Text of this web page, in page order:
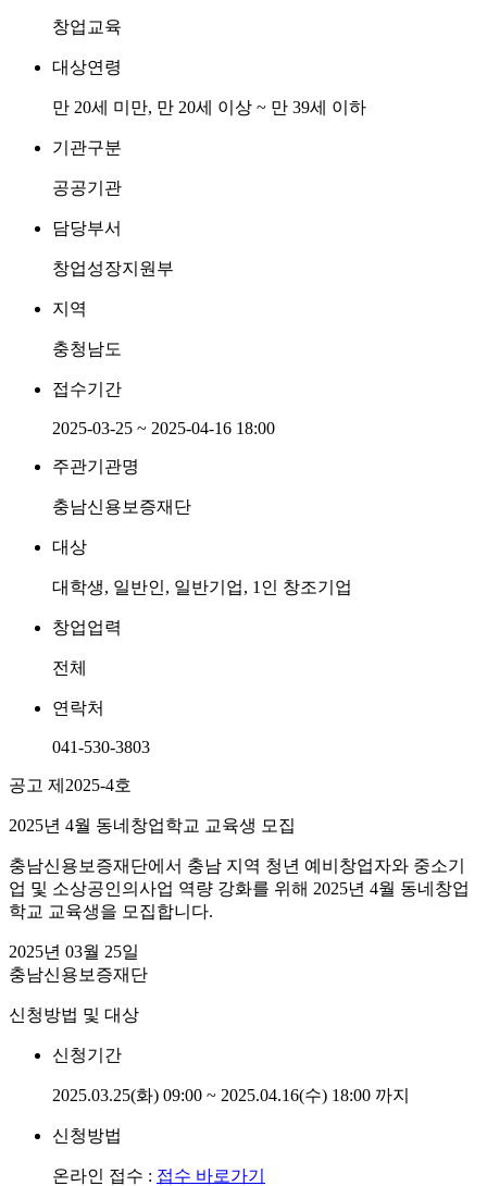
창업교육
대상연령
만 20세 미만, 만 20세 이상 ~ 만 39세 이하
기관구분
공공기관
담당부서
창업성장지원부
지역
충청남도
접수기간
2025-03-25 ~ 2025-04-16 18:00
주관기관명
충남신용보증재단
대상
대학생, 일반인, 일반기업, 1인 창조기업
창업업력
전체
연락처
041-530-3803
공고 제2025-4호
2025년 4월 동네창업학교 교육생 모집
충남신용보증재단에서 충남 지역 청년 예비창업자와 중소기
업 및 소상공인의사업 역량 강화를 위해 2025년 4월 동네창업
학교 교육생을 모집합니다.
2025년 03월 25일
충남신용보증재단
신청방법 및 대상
신청기간
2025.03.25(화) 09:00 ~ 2025.04.16(수) 18:00 까지
신청방법
온라인 접수 : 접수 바로가기